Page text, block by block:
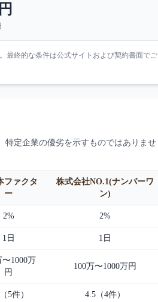
最終的な条件は公式サイトおよび契約書面でご
特定企業の優劣を示すものではありませ
ファクタ
ー
株式会社NO.1(ナンバーワ
ン)
2% 2%
1日 1日
〜1000万
円
100万〜1000万円
5件） 4.5（4件）